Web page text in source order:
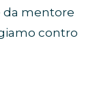
da mentore
contro